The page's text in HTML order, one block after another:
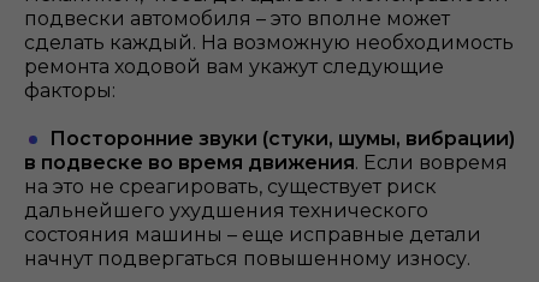
подвески автомобиля – это вполне может
сделать каждый. На возможную необходимость
ремонта ходовой вам укажут следующие
факторы:
Посторонние звуки (стуки, шумы, вибрации)
в подвеске во время движения. Если вовремя
на это не среагировать, существует риск
дальнейшего ухудшения технического
состояния машины – еще исправные детали
начнут подвергаться повышенному износу.